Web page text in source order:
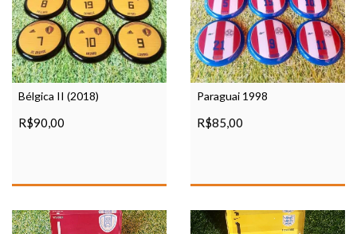
Bélgica II (2018)
R$90,00
Paraguai 1998
R$85,00